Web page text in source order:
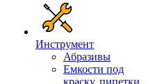
Инструмент
Абразивы
Емкости под
краску, пипетки,